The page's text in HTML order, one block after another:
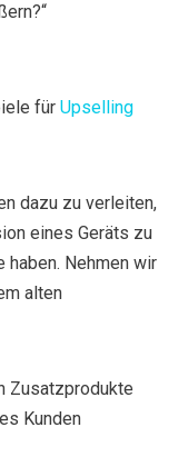
für Upselling
dazu zu verleiten,
eines Geräts zu
Nehmen wir
alten
Zusatzprodukte
Kunden